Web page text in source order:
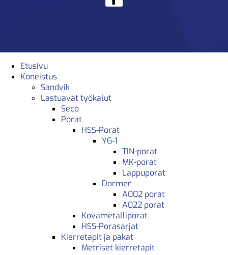
Etusivu
Koneistus
Sandvik
Lastuavat työkalut
Seco
Porat
HSS-Porat
YG-1
TIN-porat
MK-porat
Lappuporat
Dormer
A002 porat
A022 porat
Kovametalliporat
HSS-Porasarjat
Kierretapit ja pakat
Metriset kierretapit